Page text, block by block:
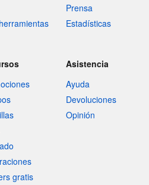
Prensa
Estadísticas
gratis
Asistencia
Ayuda
Devoluciones
Opinión